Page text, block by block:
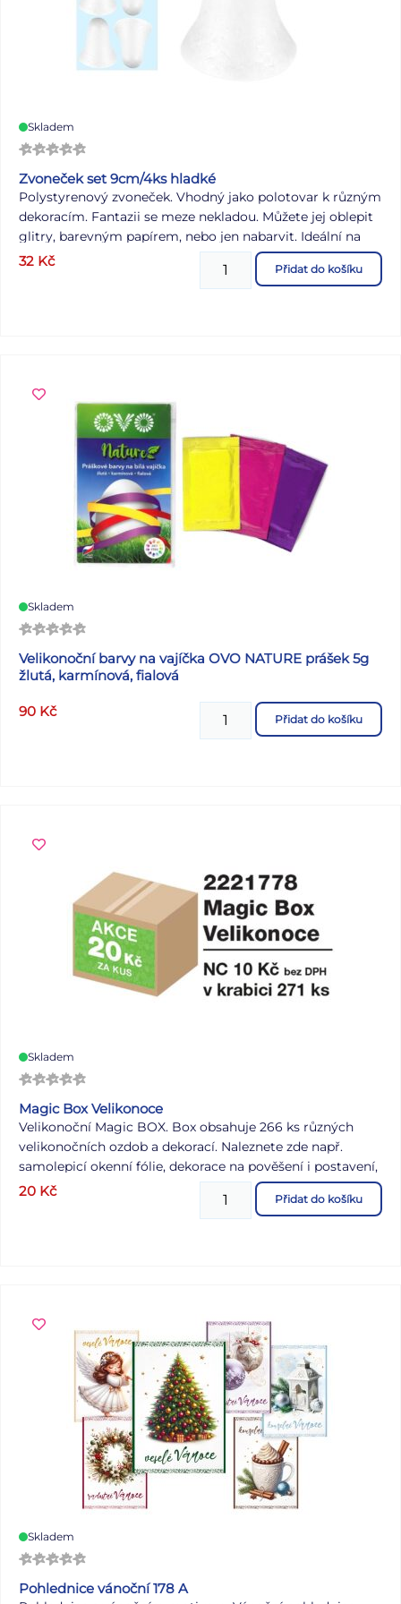
Košilka se obepne kolem vejce. Uvedená cena je za 1
Skladem
Zvoneček set 9cm/4ks hladké
Polystyrenový zvoneček. Vhodný jako polotovar k různým
dekoracím. Fantazii se meze nekladou. Můžete jej oblepit
glitry, barevným papírem, nebo jen nabarvit. Ideální na
výzdobu do oken či na vánoční stromeček. BALENÍ
OBSAHUJE: - 4 ks zvonečků Dodáváme v sáčku se
32 Kč Přidat do košíku
Skladem
Velikonoční barvy na vajíčka OVO NATURE prášek 5g
žlutá, karmínová, fialová
90 Kč Přidat do košíku
Skladem
Magic Box Velikonoce
Velikonoční Magic BOX. Box obsahuje 266 ks různých
velikonočních ozdob a dekorací. Naleznete zde např.
samolepicí okenní fólie, dekorace na pověšení i postavení,
zápichy do květináčů, kolíčky, barevná plastová vajíčka,
velikonoční kuřátka nebo dekorační hnízda a sisal.
OBSAHUJE: - 266 ks ozdob Všech 266 ks je baleno v
kartonové krabici. Dodáváme pouze jako celek 266 ks.
Uvedená cena je za 1 ks.
20 Kč Přidat do košíku
Skladem
Pohlednice vánoční 178 A